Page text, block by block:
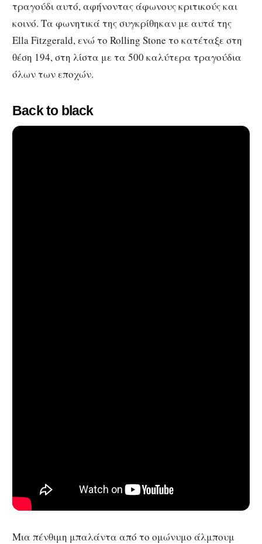
τραγούδι αυτό, αφήνοντας άφωνους κριτικούς και
κοινό. Τα φωνητικά της συγκρίθηκαν με αυτά της
Ella Fitzgerald, ενώ το Rolling Stone το κατέταξε στη
θέση 194, στη λίστα με τα 500 καλύτερα τραγούδια
όλων των εποχών.
Back to black
Μια πένθιμη μπαλάντα από το ομώνυμο άλμπουμ